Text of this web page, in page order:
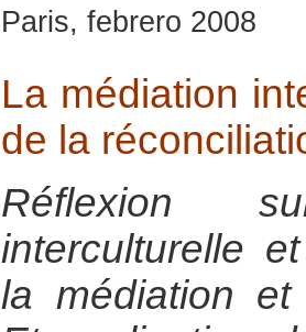
Paris, febrero 2008
La médiation
de la
Réflexion
interculturelle
la médiation et